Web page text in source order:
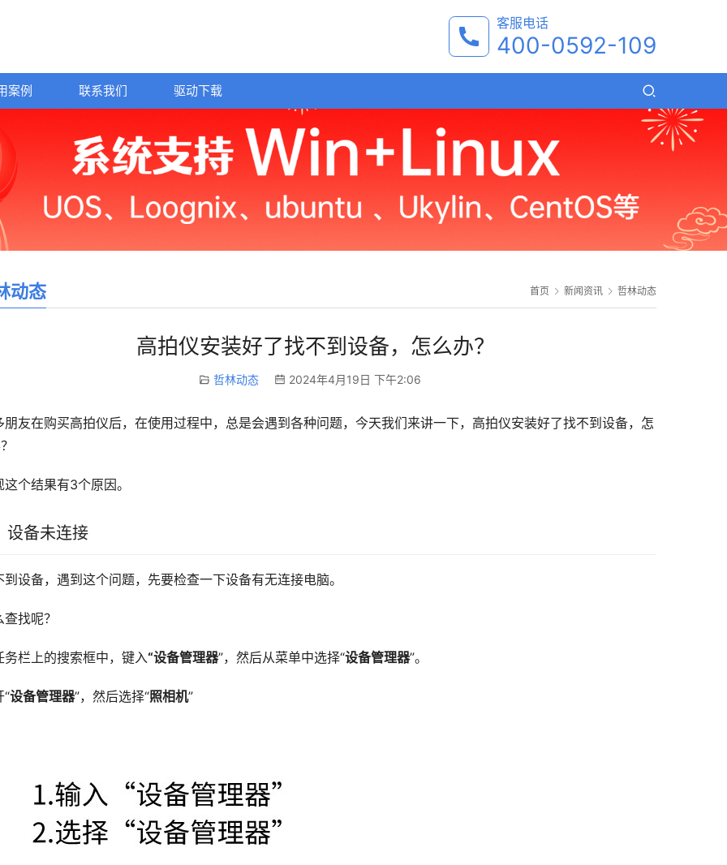
客服电话
400-0592-109
案例 联系我们 驱动下载
首页 新闻资讯 哲林动态
动态
高拍仪安装好了找不到设备，怎么办？
哲林动态 2024年4月19日 下午2:06
这个结果有3个原因。
设备未连接
到设备，遇到这个问题，先要检查一下设备有无连接电脑。
找呢？
务栏上的搜索框中，键入“设备管理器”，然后从菜单中选择“设备管理器”。
“设备管理器”，然后选择“照相机”